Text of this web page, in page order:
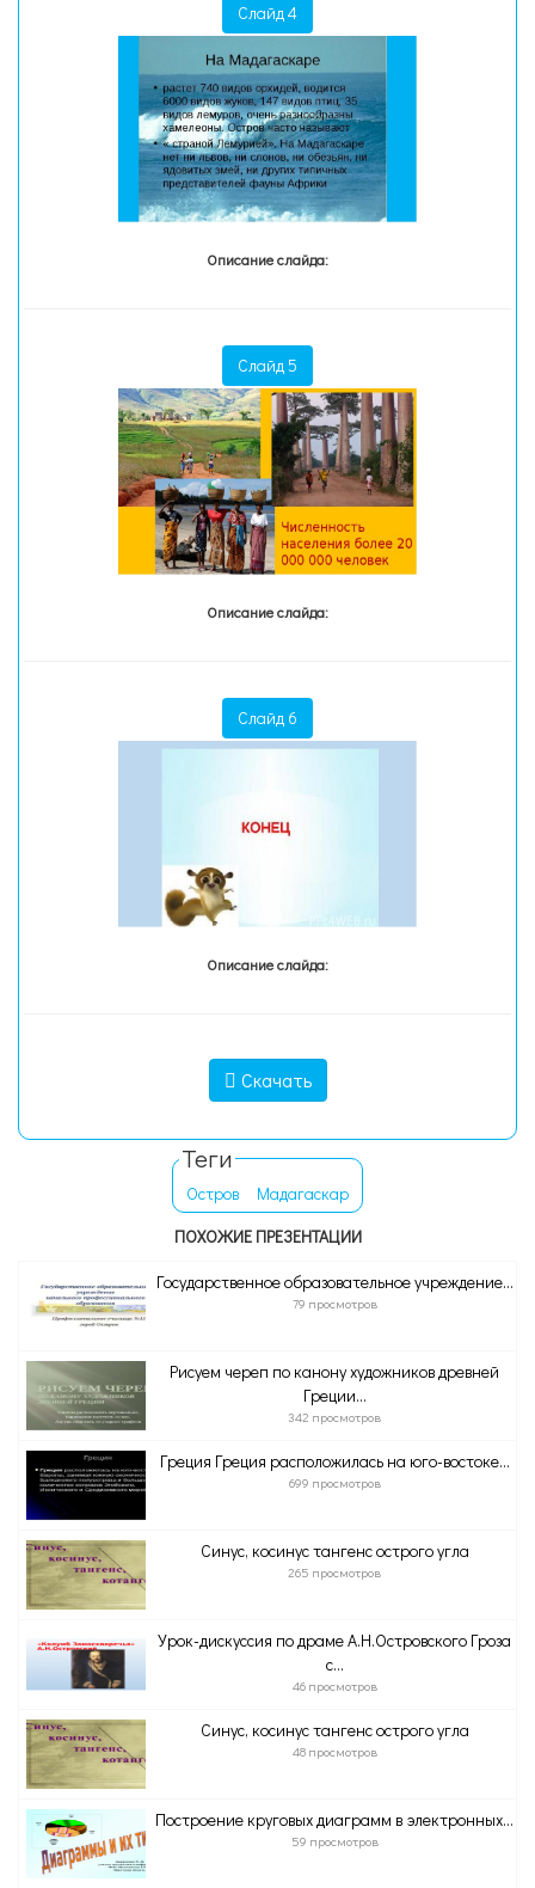
Слайд 4
Описание слайда:
Слайд 5
Описание слайда:
Слайд 6
Описание слайда:
Скачать
Теги
Остров
Мадагаскар
ПОХОЖИЕ ПРЕЗЕНТАЦИИ
Государственное образовательное учреждение...
79 просмотров
Рисуем череп по канону художников древней
Греции...
342 просмотров
Греция Греция расположилась на юго-востоке...
699 просмотров
Синус, косинус тангенс острого угла
265 просмотров
Урок-дискуссия по драме А.Н.Островского Гроза
с...
46 просмотров
Синус, косинус тангенс острого угла
48 просмотров
Построение круговых диаграмм в электронных...
59 просмотров